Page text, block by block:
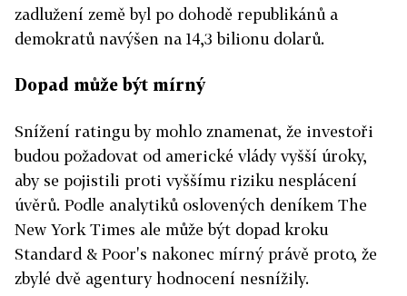
zadlužení země byl po dohodě republikánů a
demokratů navýšen na 14,3 bilionu dolarů.
Dopad může být mírný
Snížení ratingu by mohlo znamenat, že investoři
budou požadovat od americké vlády vyšší úroky,
aby se pojistili proti vyššímu riziku nesplácení
úvěrů. Podle analytiků oslovených deníkem The
New York Times ale může být dopad kroku
Standard & Poor's nakonec mírný právě proto, že
zbylé dvě agentury hodnocení nesnížily.